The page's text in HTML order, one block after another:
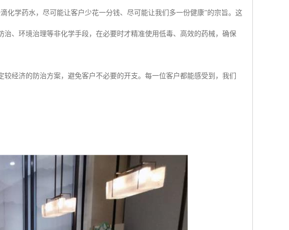
化学药水，尽可能让客户少花一分钱、尽可能让我们多一份健康”的宗旨。这
、环境治理等非化学手段，在必要时才精准使用低毒、高效的药械，确保
经济的防治方案，避免客户不必要的开支。每一位客户都能感受到，我们